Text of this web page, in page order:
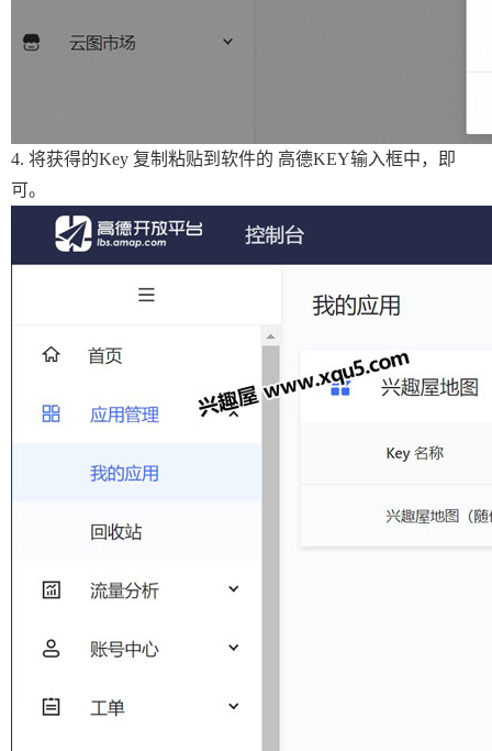
4. 将获得的Key 复制粘贴到软件的 高德KEY输入框中，即
可。